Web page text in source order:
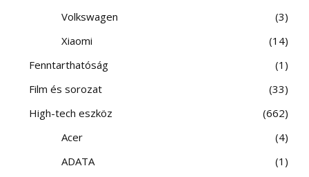
Volkswagen
3
Xiaomi
14
Fenntarthatóság
1
Film és sorozat
33
High-tech eszköz
662
Acer
4
ADATA
1